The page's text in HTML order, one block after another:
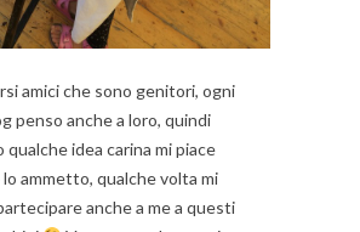
amici che sono genitori, ogni
penso anche a loro, quindi
qualche idea carina mi piace
lo ammetto, qualche volta mi
anche a me a questi